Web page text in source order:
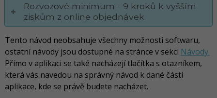
Rozvozové minimum - 9 kroků k vyšším
ziskům z online objednávek
Tento návod neobsahuje všechny možnosti softwaru,
ostatní návody jsou dostupné na stránce v sekci Návody.
Přímo v aplikaci se také nacházejí tlačítka s otazníkem,
která vás navedou na správný návod k dané části
aplikace, kde se právě budete nacházet.